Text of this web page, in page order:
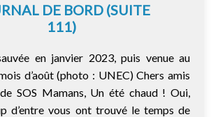
DE BORD (SUITE
111)
en janvier 2023, puis venue au
d’août (photo : UNEC) Chers amis
SOS Mamans, Un été chaud ! Oui,
d’entre vous ont trouvé le temps de